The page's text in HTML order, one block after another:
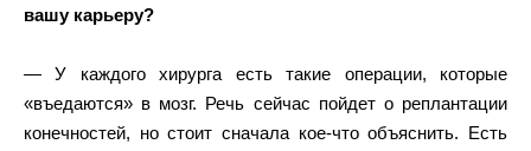
вашу карьеру?
— У каждого хирурга есть такие операции, которые
«въедаются» в мозг. Речь сейчас пойдет о реплантации
конечностей, но стоит сначала кое-что объяснить. Есть